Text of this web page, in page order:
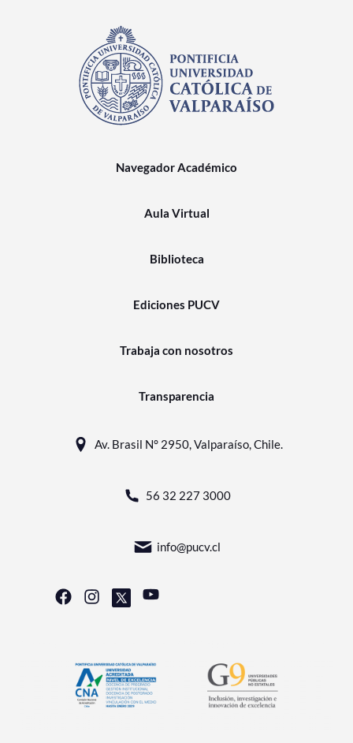
Navegador Académico
Aula Virtual
Biblioteca
Ediciones PUCV
Trabaja con nosotros
Transparencia
Av. Brasil N° 2950, Valparaíso, Chile.
56 32 227 3000
info@pucv.cl